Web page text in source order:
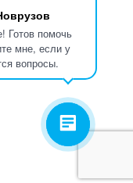
Готов помочь
мне, если у
вопросы.